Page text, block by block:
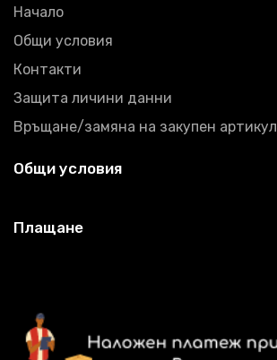
Начало
Общи условия
Контакти
Защита личини данни
Връщане/замяна на закупен артикул
Общи условия
Плащане